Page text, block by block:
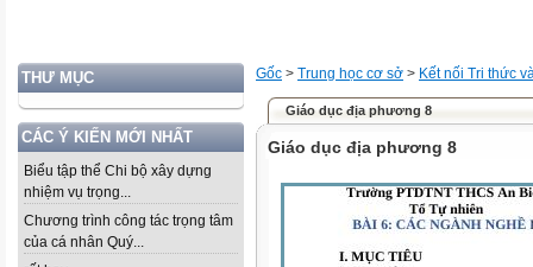
THƯ MỤC
CÁC Ý KIẾN MỚI NHẤT
Biểu tập thể Chi bộ xây dựng
nhiệm vụ trọng...
Chương trình công tác trọng tâm
của cá nhân Quý...
Gốc > Trung học cơ sở > Kết nối Tri thức
Giáo dục địa phương 8
Giáo dục địa phương 8